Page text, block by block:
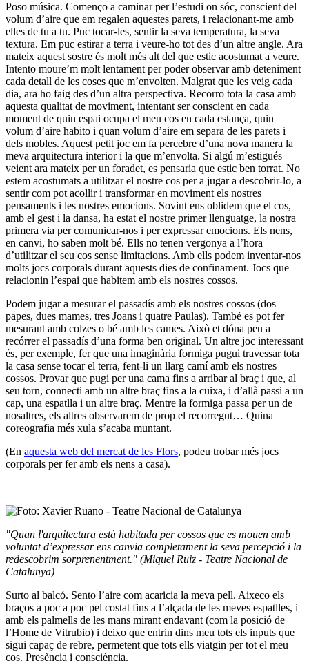
Poso música. Començo a caminar per l’estudi on sóc, conscient del
volum d’aire que em regalen aquestes parets, i relacionant-me amb
elles de tu a tu. Puc tocar-les, sentir la seva temperatura, la seva
textura. Em puc estirar a terra i veure-ho tot des d’un altre angle. Ara
mateix aquest sostre és molt més alt del que estic acostumat a veure.
Intento moure’m molt lentament per poder observar amb deteniment
cada detall de les coses que m’envolten. Malgrat que les veig cada
dia, ara ho faig des d’un altra perspectiva. Recorro tota la casa amb
aquesta qualitat de moviment, intentant ser conscient en cada
moment de quin espai ocupa el meu cos en cada estança, quin
volum d’aire habito i quan volum d’aire em separa de les parets i
dels mobles. Aquest petit joc em fa percebre d’una nova manera la
meva arquitectura interior i la que m’envolta. Si algú m’estigués
veient ara mateix per un foradet, es pensaria que estic ben torrat. No
estem acostumats a utilitzar el nostre cos per a jugar a descobrir-lo, a
sentir com pot acollir i transformar en moviment els nostres
pensaments i les nostres emocions. Sovint ens oblidem que el cos,
amb el gest i la dansa, ha estat el nostre primer llenguatge, la nostra
primera via per comunicar-nos i per expressar emocions. Els nens,
en canvi, ho saben molt bé. Ells no tenen vergonya a l’hora
d’utilitzar el seu cos sense limitacions. Amb ells podem inventar-nos
molts jocs corporals durant aquests dies de confinament. Jocs que
relacionin l’espai que habitem amb els nostres cossos.
Podem jugar a mesurar el passadís amb els nostres cossos (dos
papes, dues mames, tres Joans i quatre Paulas). També es pot fer
mesurant amb colzes o bé amb les cames. Això et dóna peu a
recórrer el passadís d’una forma ben original. Un altre joc interessant
és, per exemple, fer que una imaginària formiga pugui travessar tota
la casa sense tocar el terra, fent-li un llarg camí amb els nostres
cossos. Provar que pugi per una cama fins a arribar al braç i que, al
seu torn, connecti amb un altre braç fins a la cuixa, i d’allà passi a un
cap, una espatlla i un altre braç. Mentre la formiga passa per un de
nosaltres, els altres observarem de prop el recorregut… Quina
coreografia més xula s’acaba muntant.
(En aquesta web del mercat de les Flors, podeu trobar més jocs
corporals per fer amb els nens a casa).
"Quan l'arquitectura està habitada per cossos que es mouen amb
voluntat d’expressar ens canvia completament la seva percepció i la
redescobrim sorprenentment." (Miquel Ruiz - Teatre Nacional de
Catalunya)
Surto al balcó. Sento l’aire com acaricia la meva pell. Aixeco els
braços a poc a poc pel costat fins a l’alçada de les meves espatlles, i
amb els palmells de les mans mirant endavant (com la posició de
l’Home de Vitrubio) i deixo que entrin dins meu tots els inputs que
sigui capaç de rebre, permetent que tots ells viatgin per tot el meu
cos. Presència i consciència.